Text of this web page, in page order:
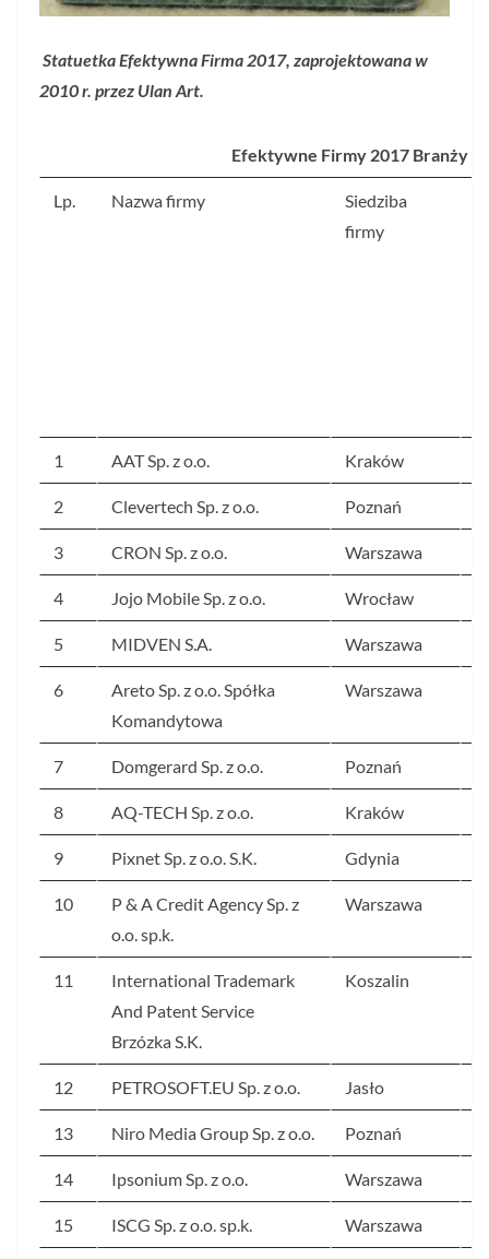
Statuetka Efektywna Firma 2017, zaprojektowana w
2010 r. przez Ulan Art.
Efektywne Firmy 2017 Branży
Lp. Nazwa firmy
Siedziba
firmy
1 AAT Sp. z o.o. Kraków
2 Clevertech Sp. z o.o. Poznań
3 CRON Sp. z o.o. Warszawa
4 Jojo Mobile Sp. z o.o. Wrocław
5 MIDVEN S.A. Warszawa
6
Areto Sp. z o.o. Spółka
Komandytowa
Warszawa
7 Domgerard Sp. z o.o. Poznań
8 AQ-TECH Sp. z o.o. Kraków
9 Pixnet Sp. z o.o. S.K. Gdynia
10
P & A Credit Agency Sp. z
o.o. sp.k.
Warszawa
11
International Trademark
And Patent Service
Brzózka S.K.
Koszalin
12 PETROSOFT.EU Sp. z o.o. Jasło
13 Niro Media Group Sp. z o.o. Poznań
14 Ipsonium Sp. z o.o. Warszawa
15 ISCG Sp. z o.o. sp.k. Warszawa